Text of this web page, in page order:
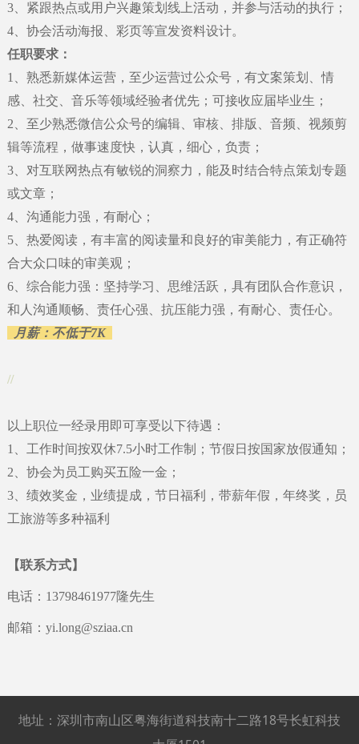
3、 紧跟热点或用户兴趣策划线上活动，并参与活动的执行；
4、 协会活动海报、彩页等宣发资料设计。
任职要求：
1
、熟悉新媒体运营，至少运营过公众号，有文案策划、情
感、社交、音乐等领域经验者优先；可接收应届毕业生；
2
至少熟悉微信公众号的编辑、审核、排版、音频、视频剪
辑等流程，做事速度快，认真，细心，负责；
3、 对互联网热点有敏锐的洞察力，能及时结合特点策划专题
或文章；
4、 沟通能力强，有耐心；
5、 热爱阅读，有丰富的阅读量和良好的审美能力，有正确符
合大众口味的审美观；
6、 综合能力强：坚持学习、思维活跃，具有团队合作意识，
和人沟通顺畅、责任心强、抗压能力强，有耐心、责任心。
月薪：不低于7K
//
以上职位一经录用即可享受以下待遇：
1
、工作时间按双休7.5小时工作制；节假日按国家放假通知；
2
协会为员工购买五险一金；
3、 绩效奖金，业绩提成，节日福利，带薪年假，年终奖，员
工旅游等多种福利
【联系方式】
电话： 13798461977隆先生
邮箱： yi.long@sziaa.cn
地址：深圳市南山区粤海街道科技南十二路18号长虹科技